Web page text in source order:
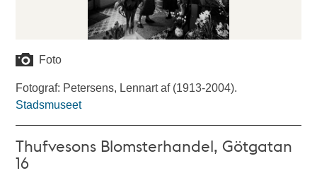
Foto
Fotograf: Petersens, Lennart af (1913-2004).
Stadsmuseet
Thufvesons Blomsterhandel, Götgatan
16